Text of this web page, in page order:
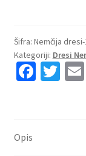
dresi
kompleti
reprezentance
Goretzka
Šifra: Nemčija dresi-
Kategoriji: Dresi
Fa T
Opis